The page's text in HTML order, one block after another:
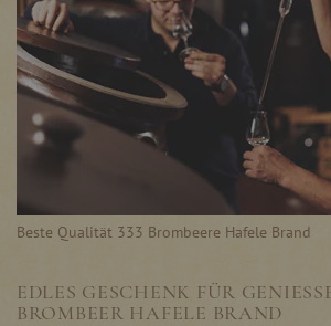
Beste Qualität 333 Brombeere Hafele Brand
EDLES GESCHENK FÜR
ROMBEER HAFELE BRAND